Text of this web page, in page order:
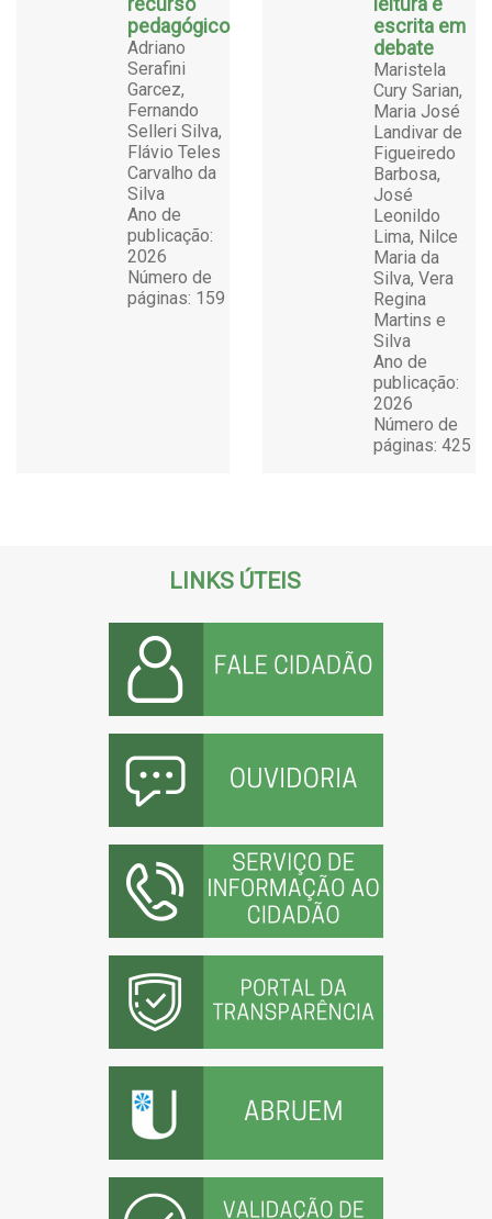
pedagógico
Adriano
Serafini
Garcez,
Fernando
Selleri Silva,
Flávio Teles
Carvalho da
Silva
Ano de
publicação:
2026
Número de
páginas: 159
escrita em
debate
Maristela
Cury Sarian,
Maria José
Landivar de
Figueiredo
Barbosa,
José
Leonildo
Lima, Nilce
Maria da
Silva, Vera
Regina
Martins e
Silva
Ano de
publicação:
2026
Número de
páginas: 425
LINKS ÚTEIS